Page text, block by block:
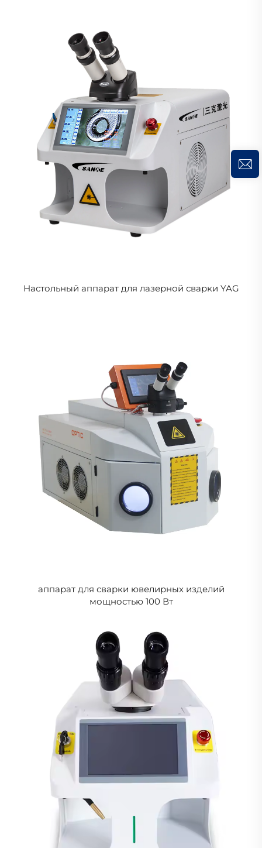
Настольный аппарат для лазерной сварки YAG
аппарат для сварки ювелирных изделий
мощностью 100 Вт